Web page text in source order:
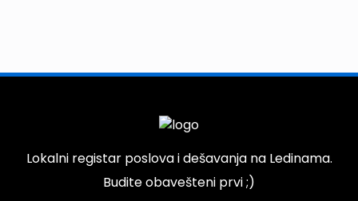
Lokalni registar poslova i dešavanja na Ledinama.
Budite obavešteni prvi ;)